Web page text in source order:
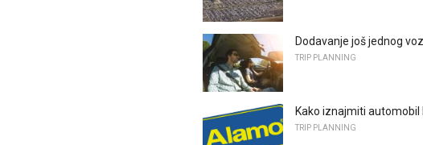
Dodavanje još jednog
TRIP PLANNING
Kako iznajmiti
TRIP PLANNING